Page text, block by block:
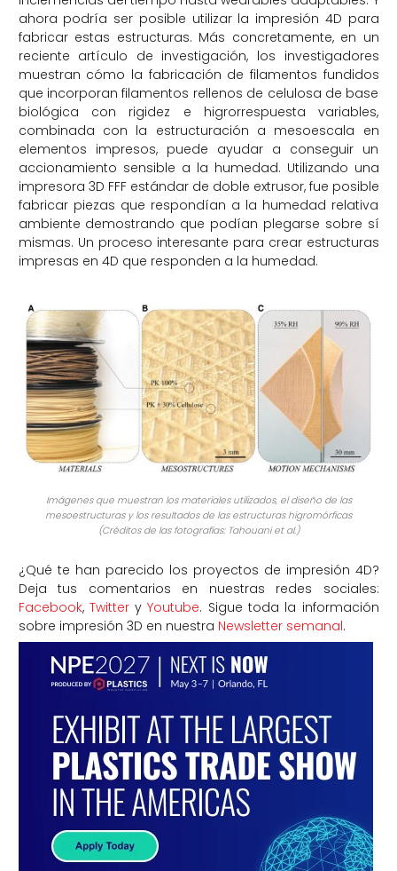
ahora podría ser posible utilizar la impresión 4D para
fabricar estas estructuras. Más concretamente, en un
reciente artículo de investigación, los investigadores
muestran cómo la fabricación de filamentos fundidos
que incorporan filamentos rellenos de celulosa de base
biológica con rigidez e higrorrespuesta variables,
combinada con la estructuración a mesoescala en
elementos impresos, puede ayudar a conseguir un
accionamiento sensible a la humedad. Utilizando una
impresora 3D FFF estándar de doble extrusor, fue posible
fabricar piezas que respondían a la humedad relativa
ambiente demostrando que podían plegarse sobre sí
mismas. Un proceso interesante para crear estructuras
impresas en 4D que responden a la humedad.
Imágenes que muestran los materiales utilizados, el diseño de las
mesoestructuras y los resultados de las estructuras higromórficas
(Créditos de las fotografías: Tahouani et al.)
¿Qué te han parecido los proyectos de impresión 4D?
Deja tus comentarios en nuestras redes sociales:
Facebook, TwitteryYoutube. Sigue toda la información
sobre impresión 3D en nuestra Newsletter semanal.